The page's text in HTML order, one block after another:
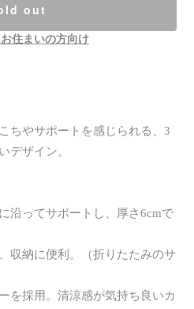
out
住まいの方向け
ちやサポートを感じられる、3
デザイン。
沿ってサポートし、厚さ6cmで
収納に便利。（折りたたみのサ
を採用。清涼感が気持ち良いカ